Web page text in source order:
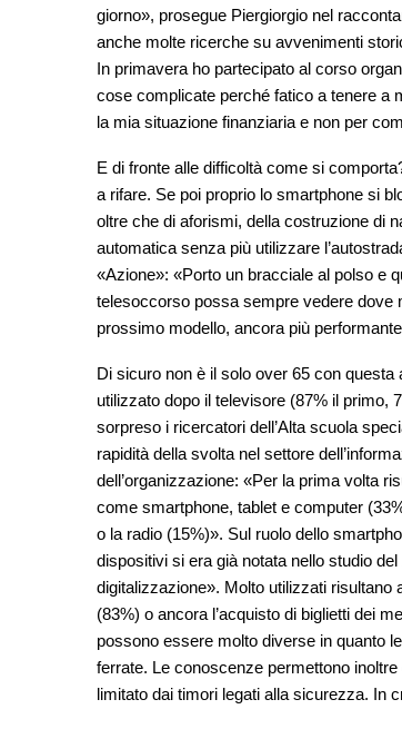
giorno», prosegue Piergiorgio nel
anche molte ricerche su avvenimenti
In primavera ho partecipato al corso
cose complicate perché fatico a tenere a
la mia situazione finanziaria e non per
E di fronte alle difficoltà come si
a rifare. Se poi proprio lo smartphone si
oltre che di aforismi, della costruzione di
automatica senza più utilizzare
«Azione»: «Porto un bracciale al polso e
telesoccorso possa sempre vedere dove
prossimo modello, ancora più
Di sicuro non è il solo over 65 con
utilizzato dopo il televisore (87% il primo,
sorpreso i ricercatori dell’Alta scuola
rapidità della svolta nel settore
dell’organizzazione: «Per la prima volta
come smartphone, tablet e computer
o la radio (15%)». Sul ruolo dello
dispositivi si era già notata nello studio
digitalizzazione». Molto utilizzati
(83%) o ancora l’acquisto di biglietti dei
possono essere molto diverse in quanto
ferrate. Le conoscenze permettono
limitato dai timori legati alla sicurezza. In